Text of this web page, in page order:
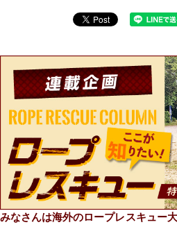
みなさんは海外のロープレスキュー